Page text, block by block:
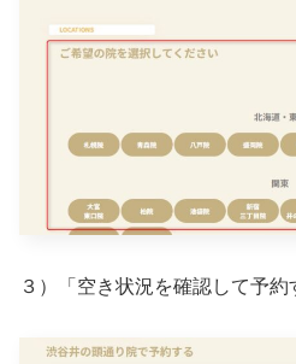
３）「空き状況を確認して予